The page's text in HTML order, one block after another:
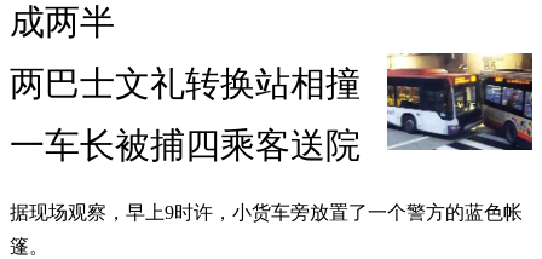
成两半
两巴士文礼转换站相撞
一车长被捕四乘客送院
据现场观察，早上9时许，小货车旁放置了一个警方的蓝色帐
篷。